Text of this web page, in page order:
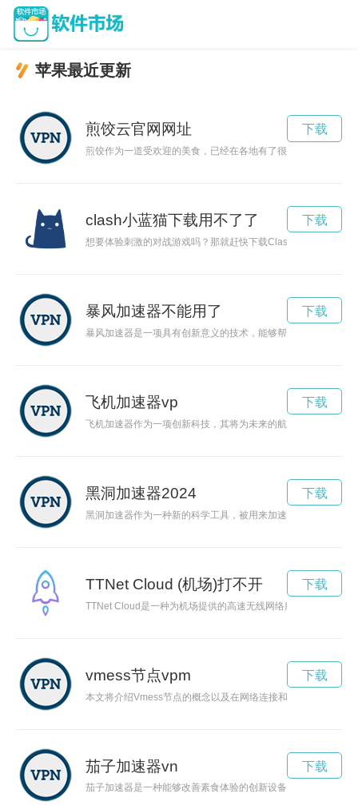
苹果最近更新
煎饺云官网网址
煎饺作为一道受欢迎的美食，已经在各地有了很多不同的创意
下载
clash小蓝猫下载用不了了
想要体验刺激的对战游戏吗？那就赶快下载Clash小蓝猫吧！
下载
暴风加速器不能用了
暴风加速器是一项具有创新意义的技术，能够帮助人们加快发展
下载
飞机加速器vp
飞机加速器作为一项创新科技，其将为未来的航空业带来巨大
下载
黑洞加速器2024
黑洞加速器作为一种新的科学工具，被用来加速探索宇宙奥秘
下载
TTNet Cloud (机场)打不开
TTNet Cloud是一种为机场提供的高速无线网络服务，旨在为
下载
vmess节点vpm
本文将介绍Vmess节点的概念以及在网络连接和加密通信方面
下载
茄子加速器vn
茄子加速器是一种能够改善素食体验的创新设备。它能够强化
下载